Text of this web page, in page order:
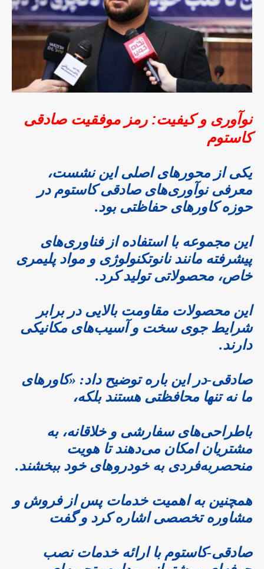
نوآوری و کیفیت: رمز موفقیت صادقی
کاستوم
یکی از محورهای اصلی این نشست،
معرفی نوآوری‌های صادقی کاستوم در
حوزه کاورهای حفاظتی بود.
این مجموعه با استفاده از فناوری‌های
پیشرفته مانند نانوتکنولوژی و مواد پلیمری
خاص، محصولاتی تولید کرد.
این محصولات مقاومت بالایی در برابر
شرایط جوی سخت و آسیب‌های مکانیکی
دارند.
صادقی-در این باره توضیح داد: «کاورهای
ما نه تنها محافظتی هستند بلکه،
باطراحی‌های سفارشی و خلاقانه، به
مشتریان امکان می‌دهند تا هویت
منحصربه‌فردی به خودروهای خود ببخشند.
همچنین به اهمیت خدمات پس از فروش و
مشاوره تخصصی اشاره کرد و گفت
صادقی-کاستوم با ارائه خدمات نصب